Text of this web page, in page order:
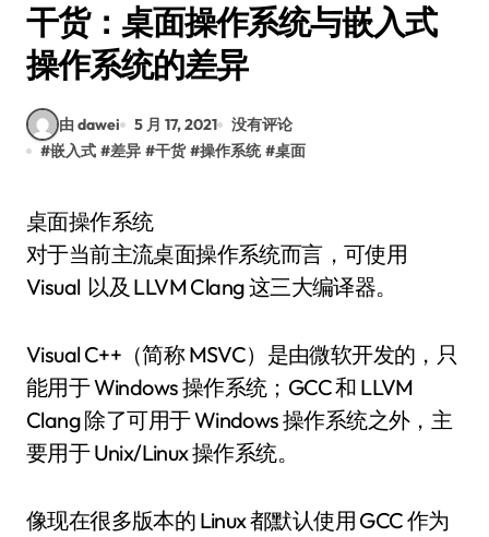
干货：桌面操作系统与嵌入式
操作系统的差异
由 dawei 5 月 17, 2021
没有评论
#嵌入式 #差异 #干货 #操作系统 #桌面
桌面操作系统
对于当前主流桌面操作系统而言，可使用
Visual 以及 LLVM Clang 这三大编译器。
Visual C++（简称 MSVC）是由微软开发的，只
能用于 Windows 操作系统；GCC 和 LLVM
Clang 除了可用于 Windows 操作系统之外，主
要用于 Unix/Linux 操作系统。
像现在很多版本的 Linux 都默认使用 GCC 作为